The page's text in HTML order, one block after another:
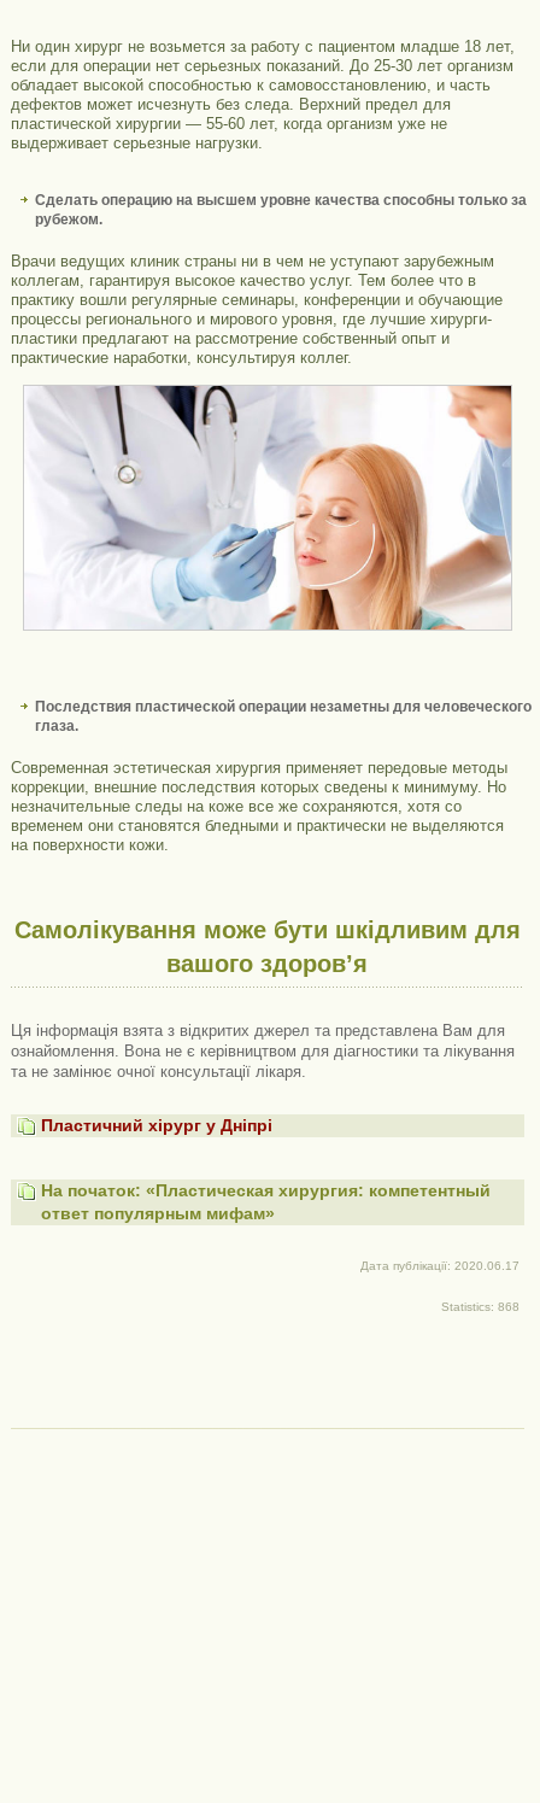
Ни один хирург не возьмется за работу с пациентом младше 18 лет,
если для операции нет серьезных показаний. До 25-30 лет организм
обладает высокой способностью к самовосстановлению, и часть
дефектов может исчезнуть без следа. Верхний предел для
пластической хирургии — 55-60 лет, когда организм уже не
выдерживает серьезные нагрузки.
Сделать операцию на высшем уровне качества способны только за
рубежом.
Врачи ведущих клиник страны ни в чем не уступают зарубежным
коллегам, гарантируя высокое качество услуг. Тем более что в
практику вошли регулярные семинары, конференции и обучающие
процессы регионального и мирового уровня, где лучшие хирурги-
пластики предлагают на рассмотрение собственный опыт и
практические наработки, консультируя коллег.
Последствия пластической операции незаметны для человеческого
глаза.
Современная эстетическая хирургия применяет передовые методы
коррекции, внешние последствия которых сведены к минимуму. Но
незначительные следы на коже все же сохраняются, хотя со
временем они становятся бледными и практически не выделяются
на поверхности кожи.
Самолікування може бути шкідливим для
вашого здоров’я
Ця інформація взята з відкритих джерел та представлена ​​Вам для
ознайомлення. Вона не є керівництвом для діагностики та лікування
та не замінює очної консультації лікаря.
Пластичний хірург у Дніпрі
На початок: «Пластическая хирургия: компетентный
ответ популярным мифам»
Дата публікації: 2020.06.17
Statistics: 868